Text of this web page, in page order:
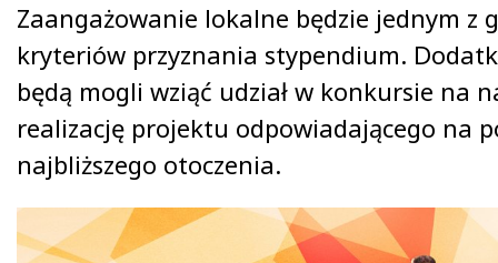
Zaangażowanie lokalne będzie jednym z
kryteriów przyznania stypendium.
będą mogli wziąć udział w konkursie na
realizację projektu odpowiadającego na
najbliższego otoczenia.